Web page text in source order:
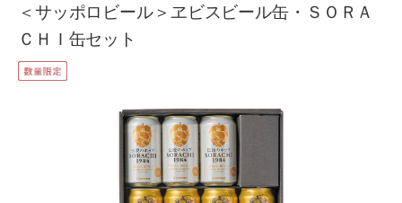
＜サッポロビール＞ヱビスビール缶・ＳＯＲＡ
ＣＨＩ缶セット